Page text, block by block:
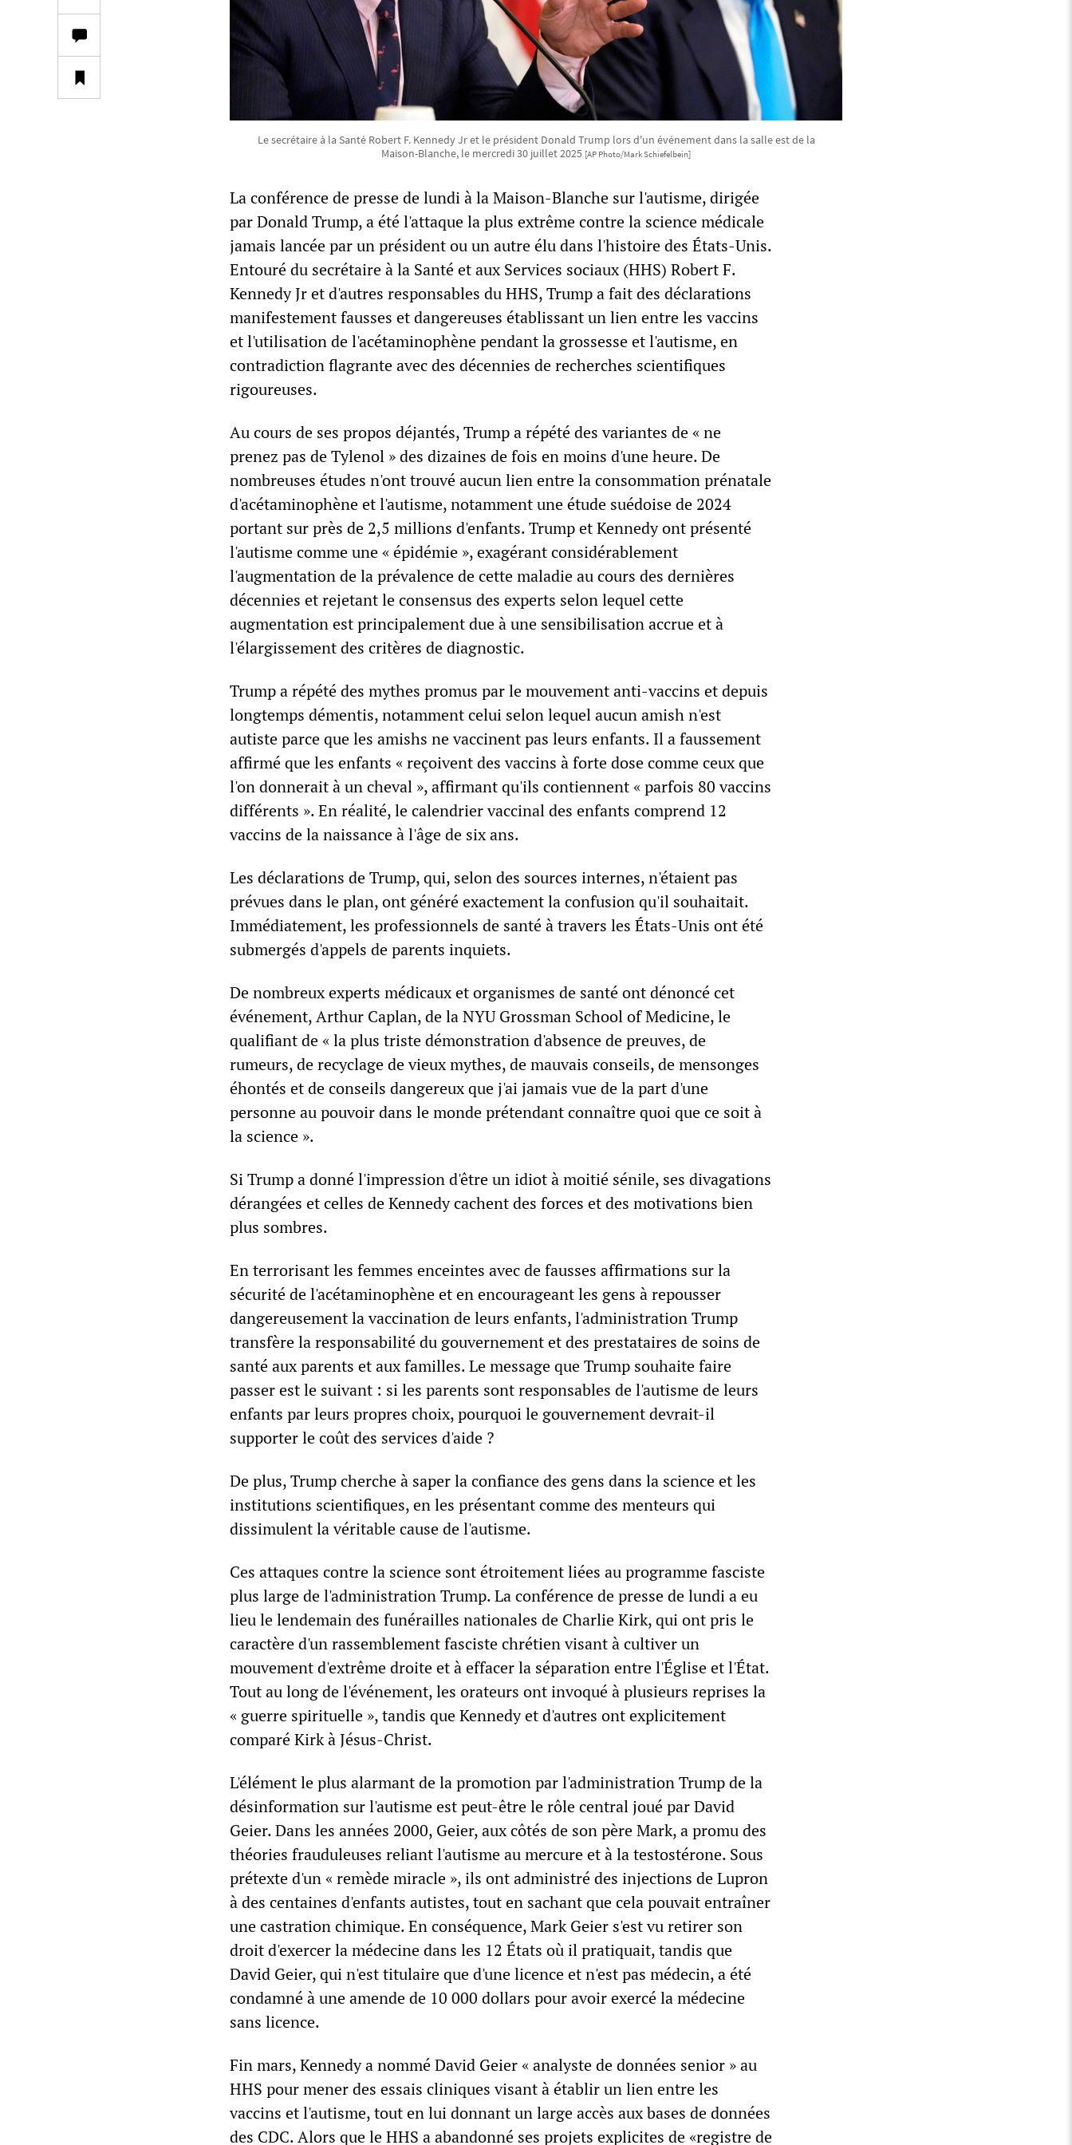
Le secrétaire à la Santé Robert F. Kennedy Jr et le président Donald Trump lors d'un événement dans la salle est de la
Maison-Blanche, le mercredi 30 juillet 2025 [AP Photo/Mark Schiefelbein]
La conférence de presse de lundi à la Maison-Blanche sur l'autisme, dirigée
par Donald Trump, a été l'attaque la plus extrême contre la science médicale
jamais lancée par un président ou un autre élu dans l'histoire des États-Unis.
Entouré du secrétaire à la Santé et aux Services sociaux (HHS) Robert F.
Kennedy Jr et d'autres responsables du HHS, Trump a fait des déclarations
manifestement fausses et dangereuses établissant un lien entre les vaccins
et l'utilisation de l'acétaminophène pendant la grossesse et l'autisme, en
contradiction flagrante avec des décennies de recherches scientifiques
rigoureuses.
Au cours de ses propos déjantés, Trump a répété des variantes de « ne
prenez pas de Tylenol » des dizaines de fois en moins d'une heure. De
nombreuses études n'ont trouvé aucun lien entre la consommation prénatale
d'acétaminophène et l'autisme, notamment une étude suédoise de 2024
portant sur près de 2,5 millions d'enfants. Trump et Kennedy ont présenté
l'autisme comme une « épidémie », exagérant considérablement
l'augmentation de la prévalence de cette maladie au cours des dernières
décennies et rejetant le consensus des experts selon lequel cette
augmentation est principalement due à une sensibilisation accrue et à
l'élargissement des critères de diagnostic.
Trump a répété des mythes promus par le mouvement anti-vaccins et depuis
longtemps démentis, notamment celui selon lequel aucun amish n'est
autiste parce que les amishs ne vaccinent pas leurs enfants. Il a faussement
affirmé que les enfants « reçoivent des vaccins à forte dose comme ceux que
l'on donnerait à un cheval », affirmant qu'ils contiennent « parfois 80 vaccins
différents ». En réalité, le calendrier vaccinal des enfants comprend 12
vaccins de la naissance à l'âge de six ans.
Les déclarations de Trump, qui, selon des sources internes, n'étaient pas
prévues dans le plan, ont généré exactement la confusion qu'il souhaitait.
Immédiatement, les professionnels de santé à travers les États-Unis ont été
submergés d'appels de parents inquiets.
De nombreux experts médicaux et organismes de santé ont dénoncé cet
événement, Arthur Caplan, de la NYU Grossman School of Medicine, le
qualifiant de « la plus triste démonstration d'absence de preuves, de
rumeurs, de recyclage de vieux mythes, de mauvais conseils, de mensonges
éhontés et de conseils dangereux que j'ai jamais vue de la part d'une
personne au pouvoir dans le monde prétendant connaître quoi que ce soit à
la science ».
Si Trump a donné l'impression d'être un idiot à moitié sénile, ses divagations
dérangées et celles de Kennedy cachent des forces et des motivations bien
plus sombres.
En terrorisant les femmes enceintes avec de fausses affirmations sur la
sécurité de l'acétaminophène et en encourageant les gens à repousser
dangereusement la vaccination de leurs enfants, l'administration Trump
transfère la responsabilité du gouvernement et des prestataires de soins de
santé aux parents et aux familles. Le message que Trump souhaite faire
passer est le suivant : si les parents sont responsables de l'autisme de leurs
enfants par leurs propres choix, pourquoi le gouvernement devrait-il
supporter le coût des services d'aide ?
De plus, Trump cherche à saper la confiance des gens dans la science et les
institutions scientifiques, en les présentant comme des menteurs qui
dissimulent la véritable cause de l'autisme.
Ces attaques contre la science sont étroitement liées au programme fasciste
plus large de l'administration Trump. La conférence de presse de lundi a eu
lieu le lendemain des funérailles nationales de Charlie Kirk, qui ont pris le
caractère d'un rassemblement fasciste chrétien visant à cultiver un
mouvement d'extrême droite et à effacer la séparation entre l'Église et l'État.
Tout au long de l'événement, les orateurs ont invoqué à plusieurs reprises la
« guerre spirituelle », tandis que Kennedy et d'autres ont explicitement
comparé Kirk à Jésus-Christ.
L'élément le plus alarmant de la promotion par l'administration Trump de la
désinformation sur l'autisme est peut-être le rôle central joué par David
Geier. Dans les années 2000, Geier, aux côtés de son père Mark, a promu des
théories frauduleuses reliant l'autisme au mercure et à la testostérone. Sous
prétexte d'un « remède miracle », ils ont administré des injections de Lupron
à des centaines d'enfants autistes, tout en sachant que cela pouvait entraîner
une castration chimique. En conséquence, Mark Geier s'est vu retirer son
droit d'exercer la médecine dans les 12 États où il pratiquait, tandis que
David Geier, qui n'est titulaire que d'une licence et n'est pas médecin, a été
condamné à une amende de 10 000 dollars pour avoir exercé la médecine
sans licence.
Fin mars, Kennedy a nommé David Geier « analyste de données senior » au
HHS pour mener des essais cliniques visant à établir un lien entre les
vaccins et l'autisme, tout en lui donnant un large accès aux bases de données
des CDC. Alors que le HHS a abandonné ses projets explicites de «registre de